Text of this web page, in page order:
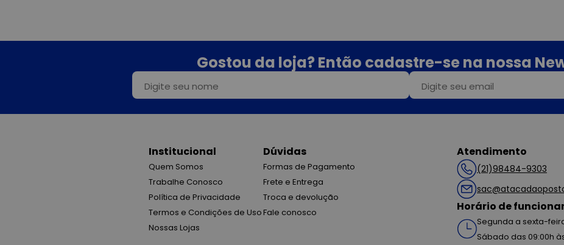
Gostou da loja? Então cadastre-se na nossa
Institucional
Quem Somos
Trabalhe Conosco
Política de Privacidade
Termos e Condições de Uso
Nossas Lojas
Dúvidas
Formas de Pagamento
Frete e Entrega
Troca e devolução
Fale conosco
Atendimento
(21)98484-9303
Horário de
Segunda a sexta-
Sábado das 09:00h